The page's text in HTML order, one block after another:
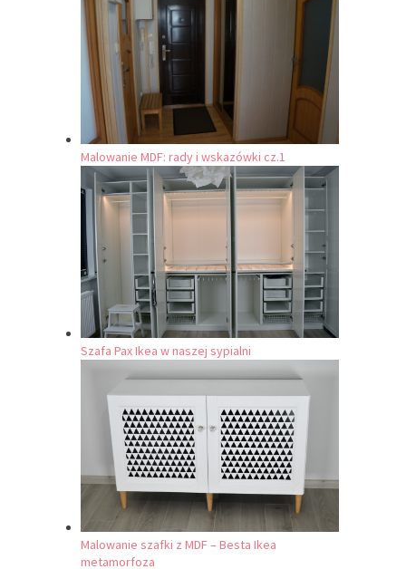
Malowanie MDF: rady i wskazówki cz.1
Szafa Pax Ikea w naszej sypialni
Malowanie szafki z MDF – Besta Ikea
metamorfoza